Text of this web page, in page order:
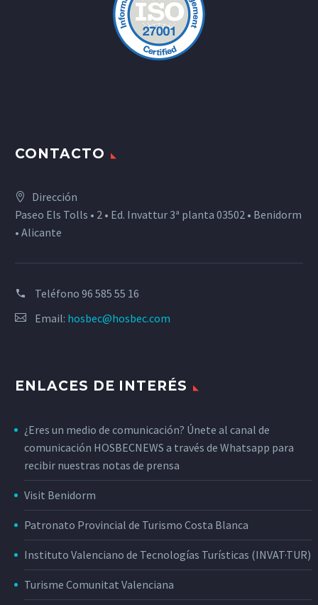
CONTACTO
Dirección
Paseo Els Tolls • 2 • Ed. Invattur 3ª planta 03502 • Benidorm
• Alicante
Teléfono 96 585 55 16
Email: hosbec@hosbec.com
ENLACES DE INTERÉS
¿Eres un medio de comunicación? Únete al canal de
comunicación HOSBECNEWS a través de Whatsapp para
recibir nuestras notas de prensa
Visit Benidorm
Patronato Provincial de Turismo Costa Blanca
Instituto Valenciano de Tecnologías Turísticas (INVAT·TUR)
Turisme Comunitat Valenciana